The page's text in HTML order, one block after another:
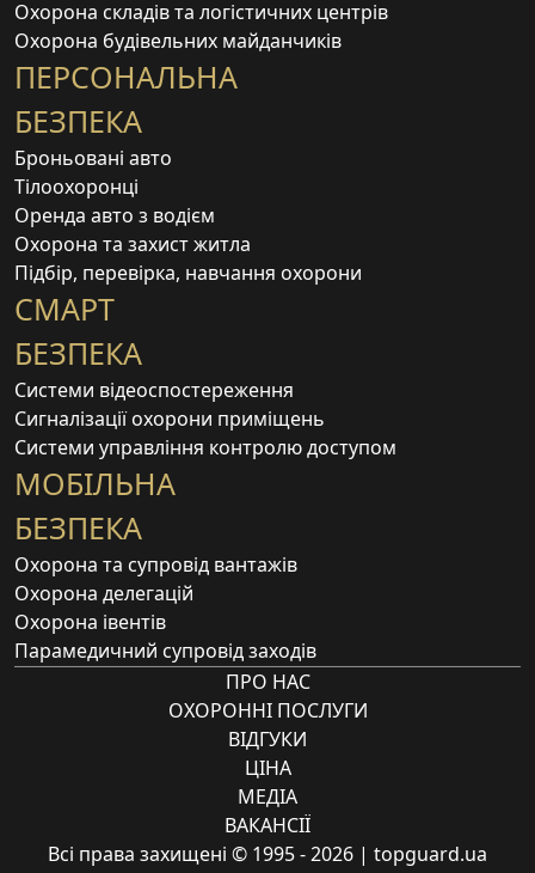
ПРО НАС
ОХОРОННІ ПОСЛУГИ
ВІДГУКИ
ЦІНА
МЕДІА
ВАКАНСІЇ
Охорона складів та логістичних центрів
Охорона будівельних майданчиків
ПЕРСОНАЛЬНА
БЕЗПЕКА
Броньовані авто
Тілоохоронці
Оренда авто з водієм
Охорона та захист житла
Підбір, перевірка, навчання охорони
СМАРТ
БЕЗПЕКА
Системи відеоспостереження
Сигналізації охорони приміщень
Системи управління контролю доступом
МОБІЛЬНА
БЕЗПЕКА
Охорона та супровід вантажів
Охорона делегацій
Охорона івентів
Парамедичний супровід заходів
Всі права захищені © 1995 - 2026 | topguard.ua